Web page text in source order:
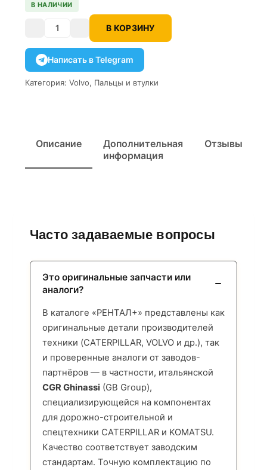
В НАЛИЧИИ
Количество В КОРЗИНУ
Написать в Telegram
Категория: Volvo, Пальцы и втулки
Описание
Дополнительная
информация
Отзывы
Часто задаваемые вопросы
Это оригинальные запчасти или
аналоги?
В каталоге «РЕНТАЛ+» представлены как
оригинальные детали производителей
техники (CATERPILLAR, VOLVO и др.), так
и проверенные аналоги от заводов-
партнёров — в частности, итальянской
CGR Ghinassi (GB Group),
специализирующейся на компонентах
для дорожно-строительной и
спецтехники CATERPILLAR и KOMATSU.
Качество соответствует заводским
стандартам. Точную комплектацию по